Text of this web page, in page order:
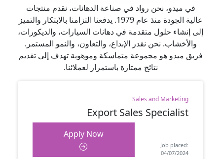
في ميدو، نحن رواد في صناعة الدهانات، نقدم منتجات
عالية الجودة منذ عام 1979. يدفعنا التزامنا بالابتكار والتميز
إلى إنشاء حلول متقدمة في دهانات السيارات، والديكورات،
والأخشاب. نحن نقدر الإبداع، والتعاون، والنمو المستمر.
فريق ميدو هو مجموعة متماسكة وموهوبة تهدف إلى تقديم
نتائج ممتازة باستمرار لعملائنا.
Sales and Marketing
Export Sales Specialist
Job placed:
04/07/2024
Apply Now